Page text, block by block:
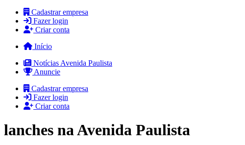
Cadastrar empresa
Fazer login
Criar conta
Início
Notícias Avenida Paulista
Anuncie
Cadastrar empresa
Fazer login
Criar conta
lanches na Avenida Paulista